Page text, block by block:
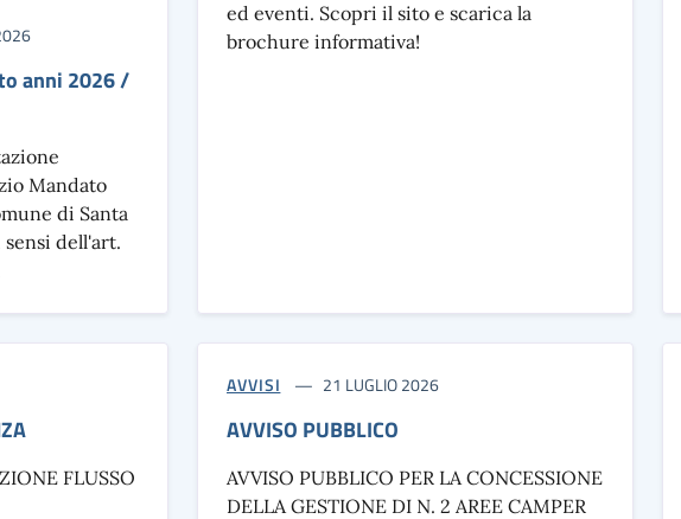
anni 2026 /
Mandato
di Santa
dell'art.
ed eventi. Scopri il sito e scarica la
brochure informativa!
FLUSSO
AVVISI 21 LUGLIO 2026
AVVISO PUBBLICO
AVVISO PUBBLICO PER LA CONCESSIONE
DELLA GESTIONE DI N. 2 AREE CAMPER